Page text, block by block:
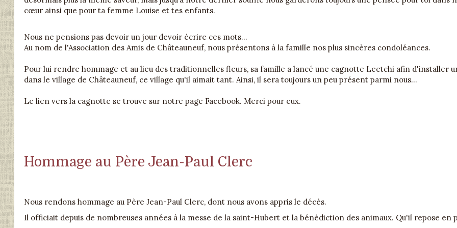
cœur ainsi que pour ta femme Louise et tes enfants.
Nous ne pensions pas devoir un jour devoir écrire ces mots...
Au nom de l'Association des Amis de Châteauneuf, nous présentons à la famille nos plus sincères condoléances.
Pour lui rendre hommage et au lieu des traditionnelles fleurs, sa famille a lancé une cagnotte Leetchi afin d'installer
dans le village de Châteauneuf, ce village qu'il aimait tant. Ainsi, il sera toujours un peu présent parmi nous...
Le lien vers la cagnotte se trouve sur notre page Facebook. Merci pour eux.
Hommage au Père Jean-Paul Clerc
Nous rendons hommage au Père Jean-Paul Clerc, dont nous avons appris le décès.
Il officiait depuis de nombreuses années à la messe de la saint-Hubert et la bénédiction des animaux. Qu'il repose en